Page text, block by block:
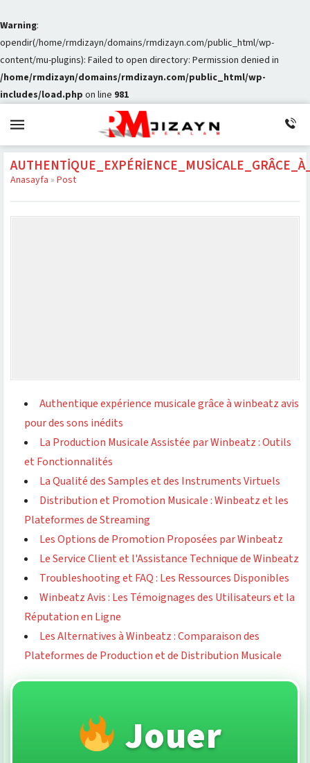
Warning:
opendir(/home/rmdizayn/domains/rmdizayn.com/public_html/wp-
content/mu-plugins): Failed to open directory: Permission denied in
/home/rmdizayn/domains/rmdizayn.com/public_html/wp-
includes/load.php on line 981
Anasayfa » Post
Authentique expérience musicale grâce à winbeatz avis
pour des sons inédits
La Production Musicale Assistée par Winbeatz : Outils
et Fonctionnalités
La Qualité des Samples et des Instruments Virtuels
Distribution et Promotion Musicale : Winbeatz et les
Plateformes de Streaming
Les Options de Promotion Proposées par Winbeatz
Le Service Client et l'Assistance Technique de Winbeatz
Troubleshooting et FAQ : Les Ressources Disponibles
Winbeatz Avis : Les Témoignages des Utilisateurs et la
Réputation en Ligne
Les Alternatives à Winbeatz : Comparaison des
Plateformes de Production et de Distribution Musicale
Jouer